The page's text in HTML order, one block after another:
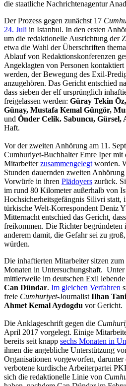
die staatliche Nachrichtenagentur
Der Prozess gegen zunächst 17
24. Juli in Istanbul. In den ersten
um die redaktionelle Ausrichtung der
etwa die Wahl der Überschriften
Ablauf von Redaktionskonferenzen
Angeklagten von Personen
werden, der Bewegung des Exil-
anzugehören. Das Gericht entschied
dass sieben der elf ursprünglich
freigelassen werden: Güray Tekin
Günay, Mustafa Kemal Güngör,
und Önder Celik. Sabuncu, Gürsel,
Haft.
Vor der zweiten Anhörung am 11.
Cumhuriyet-Buchhalter Emre Iper mit
Mitarbeiterzusammengelegtworden.
Stunden dauernden zweiten
Vorwürfe in ihren Plädoyers zurück.
im rund 80 Kilometer außerhalb von
Hochsicherheitsgefängnis Silivri statt,
türkische Welt-Korrespondent Deniz
Mitternacht entschied das Gericht, dass
freikommen. Die Richter begründeten
anderem damit, die Gefahr sei zu
würden.
Die inhaftierten Mitarbeiter sitzen
Monaten in Untersuchungshaft.
mittlerweile im deutschen Exil
Can Dündar. Im gleichen Verfahren
freie Cumhuriyet-JournalistIlhan
Ahmet Kemal Aydogdu vor Gericht.
Die Anklageschrift gegen die
April 2017 vorgelegt. Einige
bereits seit knapp sechs Monaten in
ihnen die angebliche Unterstützung
Organisationen vorgeworfen,
verbotene kurdische Arbeiterpartei
sich die redaktionelle Linie von